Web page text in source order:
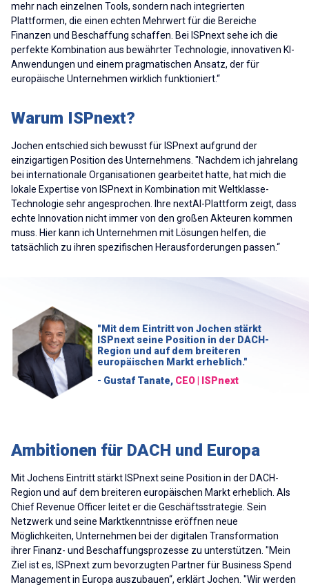
mehr nach einzelnen Tools, sondern nach integrierten
Plattformen, die einen echten Mehrwert für die Bereiche
Finanzen und Beschaffung schaffen. Bei ISPnext sehe ich die
perfekte Kombination aus bewährter Technologie, innovativen KI-
Anwendungen und einem pragmatischen Ansatz, der für
europäische Unternehmen wirklich funktioniert.“
Warum ISPnext?
Jochen entschied sich bewusst für ISPnext aufgrund der
einzigartigen Position des Unternehmens. "Nachdem ich jahrelang
bei internationale Organisationen gearbeitet hatte, hat mich die
lokale Expertise von ISPnext in Kombination mit Weltklasse-
Technologie sehr angesprochen. Ihre nextAI-Plattform zeigt, dass
echte Innovation nicht immer von den großen Akteuren kommen
muss. Hier kann ich Unternehmen mit Lösungen helfen, die
tatsächlich zu ihren spezifischen Herausforderungen passen.“
"Mit dem Eintritt von Jochen stärkt
ISPnext seine Position in der DACH-
Region und auf dem breiteren
europäischen Markt erheblich."
- Gustaf Tanate, CEO | ISPnext
Ambitionen für DACH und Europa
Mit Jochens Eintritt stärkt ISPnext seine Position in der DACH-
Region und auf dem breiteren europäischen Markt erheblich. Als
Chief Revenue Officer leitet er die Geschäftsstrategie. Sein
Netzwerk und seine Marktkenntnisse eröffnen neue
Möglichkeiten, Unternehmen bei der digitalen Transformation
ihrer Finanz- und Beschaffungsprozesse zu unterstützen. "Mein
Ziel ist es, ISPnext zum bevorzugten Partner für Business Spend
Management in Europa auszubauen“, erklärt Jochen. "Wir werden